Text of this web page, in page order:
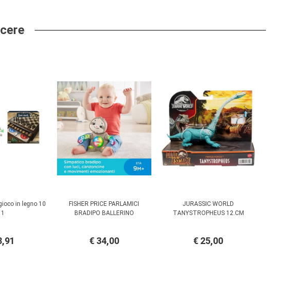
in legno 10
FISHER PRICE PARLAMICI
BRADIPO BALLERINO
€ 34,00
JURASSIC WORLD
TANYSTROPHEUS 12.CM
€ 25,00